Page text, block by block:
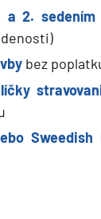
a 2. sedením
bez
Sweedish